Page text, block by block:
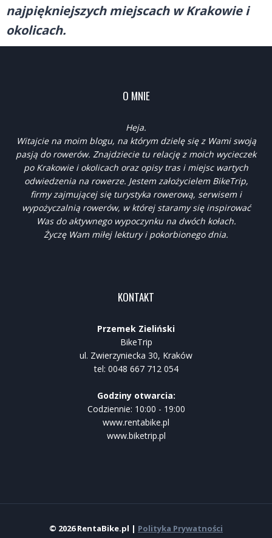
najpiękniejszych miejscach w Krakowie i
okolicach.
O MNIE
Heja.
Witajcie na moim blogu, na którym dzielę się z Wami swoją
pasją do rowerów. Znajdziecie tu relację z moich wycieczek
po Krakowie i okolicach oraz opisy tras i miejsc wartych
odwiedzenia na rowerze. Jestem założycielem BikeTrip,
firmy zajmującej się turystyka rowerową, serwisem i
wypożyczalnią rowerów, w której staramy się inspirować
Was do aktywnego wypoczynku na dwóch kołach.
Życzę Wam miłej lektury i pokorbionego dnia.
KONTAKT
Przemek Zieliński
BikeTrip
ul. Zwierzyniecka 30, Kraków
tel: 0048 667 712 054
Godziny otwarcia:
Codziennie: 10:00 - 19:00
www.rentabike.pl
www.biketrip.pl
© 2026 RentaBike.pl | Polityka Prywatności